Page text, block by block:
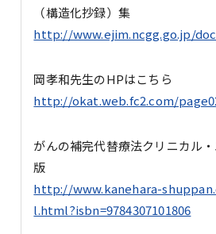
（構造化抄録）集
http://www.ejim.ncgg.go.jp/
岡孝和先生のHPはこちら
http://okat.web.fc2.com/
がんの補完代替療法クリニカル
版
http://www.kanehara-
l.html?isbn=9784307101806